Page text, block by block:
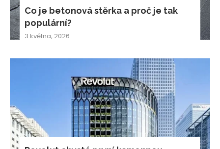
Co je betonová stěrka a proč je tak
populární?
3 května, 2026